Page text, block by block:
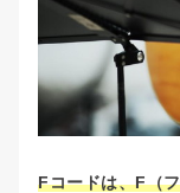
弾き語り
ロック
渋谷校
赤羽南口校
赤羽本校
Beeボーカルスク
Beeギタースクール
Beeボイススクー
Fコードは、F（